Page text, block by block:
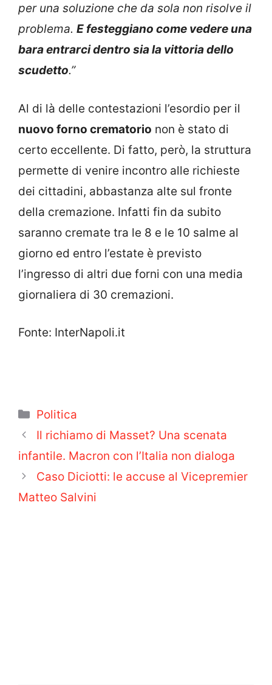
per una soluzione che da sola non risolve il
problema. E festeggiano come vedere una
bara entrarci dentro sia la vittoria dello
scudetto.”
Al di là delle contestazioni l’esordio per il
nuovo forno crematorio non è stato di
certo eccellente. Di fatto, però, la struttura
permette di venire incontro alle richieste
dei cittadini, abbastanza alte sul fronte
della cremazione. Infatti fin da subito
saranno cremate tra le 8 e le 10 salme al
giorno ed entro l’estate è previsto
l’ingresso di altri due forni con una media
giornaliera di 30 cremazioni.
Fonte: InterNapoli.it
Categorie
Politica
Il richiamo di Masset? Una scenata
infantile. Macron con l’Italia non dialoga
Caso Diciotti: le accuse al Vicepremier
Matteo Salvini